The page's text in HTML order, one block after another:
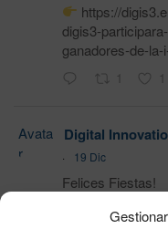
https://
digis3-
ganadores-de-la-
1 1
Avata
r
Digital
·
19 Dic
Felices Fiestas!